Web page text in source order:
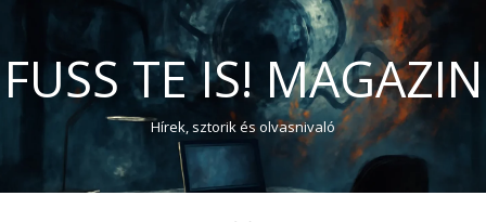
FUSS TE IS! MAGAZIN
Hírek, sztorik és olvasnivaló